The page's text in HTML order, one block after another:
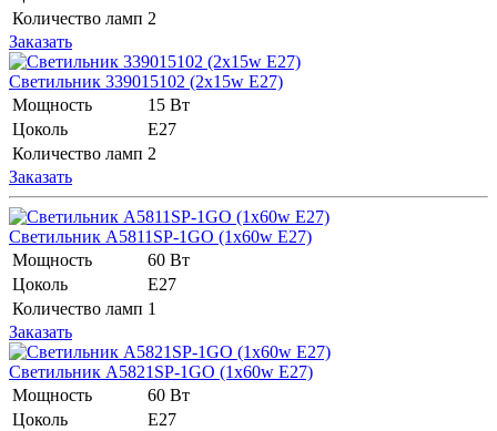
Количество ламп 2
Заказать
Светильник 339015102 (2x15w E27)
Мощность
15 Вт
Цоколь
Е27
Количество ламп 2
Заказать
Светильник A5811SP-1GO (1x60w E27)
Мощность
60 Вт
Цоколь
Е27
Количество ламп 1
Заказать
Светильник A5821SP-1GO (1x60w E27)
Мощность
60 Вт
Цоколь
Е27